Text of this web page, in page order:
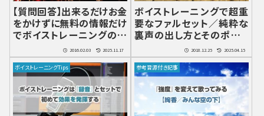
【質問回答】出来るだけお金
をかけずに無料の情報だけ
でボイストレーニングの効
果を出せるか？2016.02.03 2025.11.17
ボイストレーニングで超重
要なファルセット／純粋な
裏声の出し方とそのポイン
2018.12.25 2025.04.15
ボイストレーニングTips 参考音源付き記事